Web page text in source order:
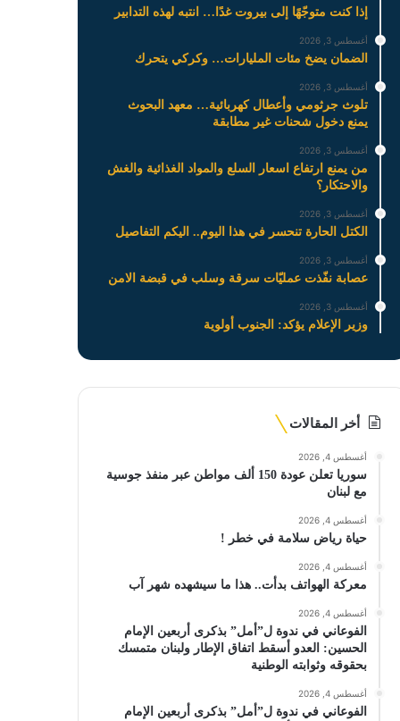
إذا كنت متوجّهًا إلى بيروت غدًا… انتبه لهذه التدابير
أغسطس 3, 2026
الضمان يضخ مئات المليارات… وكركي يتحرك
أغسطس 3, 2026
تلوث جرثومي وأعطال كهربائية… معهد البحوث
يمنع دخول شحنات غير مطابقة
أغسطس 3, 2026
من يمنع ارتفاع اسعار السلع والمواد الغذائية والغش
والاحتكار؟
أغسطس 3, 2026
الكتل الحارة تنحسر في هذا اليوم.. اليكم التفاصيل
أغسطس 3, 2026
عصابة نفّذت عمليّات سرقة وسلب في قبضة الامن
أغسطس 3, 2026
وزير الإعلام يؤكد: الجنوب أولوية
أخر المقالات
أغسطس 4, 2026
سوريا تعلن عودة 150 ألف مواطن عبر منفذ جوسية
مع لبنان
أغسطس 4, 2026
حياة رياض سلامة في خطر !
أغسطس 4, 2026
معركة الهواتف بدأت.. هذا ما سيشهده شهر آب
أغسطس 4, 2026
الفوعاني في ندوة ل”أمل” بذكرى أربعين الإمام
الحسين: العدو أسقط اتفاق الإطار ولبنان متمسك
بحقوقه وثوابته الوطنية
أغسطس 4, 2026
الفوعاني في ندوة ل”أمل” بذكرى أربعين الإمام